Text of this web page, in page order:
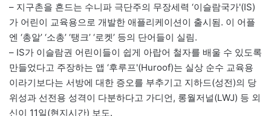
– 지구촌을 흔드는 수니파 극단주의 무장세력 ‘이슬람국가'(IS)
가 어린이 교육용으로 개발한 애플리케이션이 출시됨. 이 어플
엔 ‘총알’ ‘소총’ ‘탱크’ ‘로켓’ 등의 단어들이 실림.
– IS가 이슬람권 어린이들이 쉽게 아랍어 철자를 배울 수 있도록
만들었다고 주장하는 앱 ‘후루프'(Huroof)는 실상 순수 교육용
이라기보다는 서방에 대한 증오를 부추기고 지하드(성전)의 당
위성과 선전용 성격이 다분하다고 가디언, 롱월저널(LWJ) 등 외
신이 11일(현지시간) 보도.